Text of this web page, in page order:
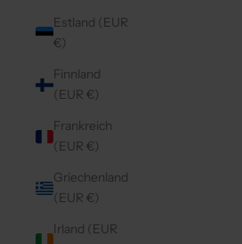
Estland (EUR
€)
Finnland
(EUR €)
Frankreich
(EUR €)
Griechenland
(EUR €)
Irland (EUR